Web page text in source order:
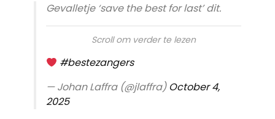
Gevalletje ‘save the best for last’ dit.
Scroll om verder te lezen
#bestezangers
— Johan Laffra (@jlaffra) October 4,
2025